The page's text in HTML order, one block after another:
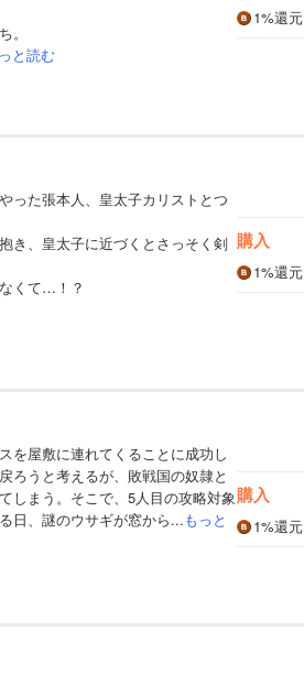
。
と読む
1%還元
った張本人、皇太子カリストとつ
き、皇太子に近づくとさっそく剣
くて…！？
購入
1%還元
を屋敷に連れてくることに成功し
ろうと考えるが、敗戦国の奴隷と
しまう。そこで、5人目の攻略対象
日、謎のウサギが窓から...もっと
購入
1%還元